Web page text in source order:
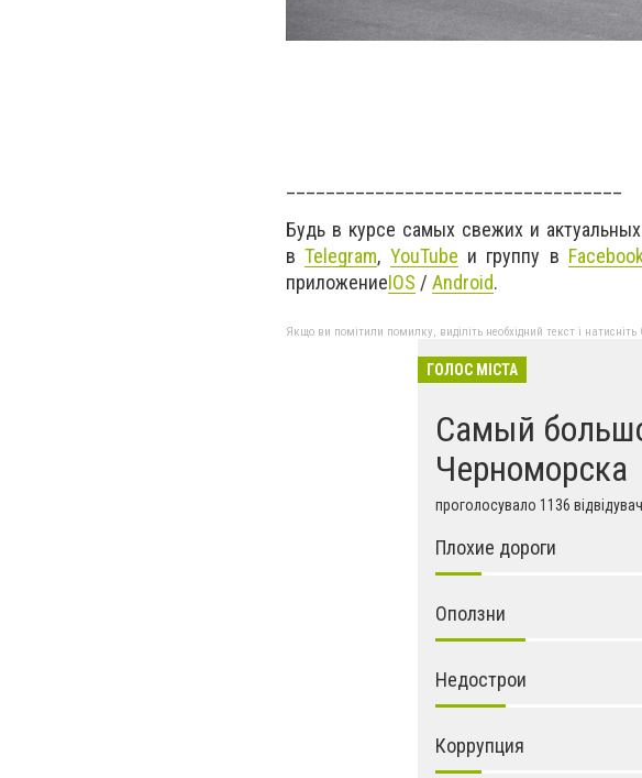
Будь в курсе самых свежих и
вTelegram, YouTube и группу в
приложениеIOS / Android.
Якщо ви помітили помилку, виділіть необхідний текст і
ГОЛОС МІСТА
Самый
Черноморска
проголосувало 1136
Плохие дороги
Оползни
Недострои
Коррупция